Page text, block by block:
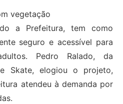
vegetação
a Prefeitura, tem como
seguro e acessível para
Pedro Ralado, da
Skate, elogiou o projeto,
atendeu à demanda por